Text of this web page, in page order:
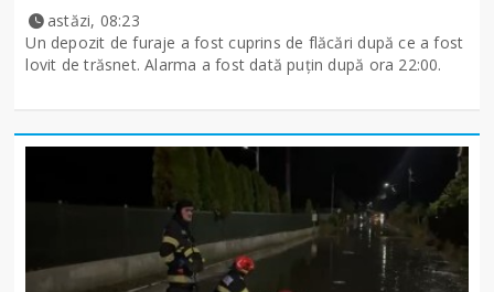
astăzi, 08:23
Un depozit de furaje a fost cuprins de flăcări după ce a fost
lovit de trăsnet. Alarma a fost dată puțin după ora 22:00.